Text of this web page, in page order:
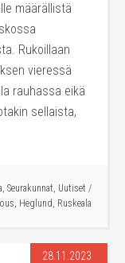
määrällistä
Rukoillaan
vieressä
rauhassa eikä
sellaista,
, Seurakunnat, Uutiset /
, Heglund, Ruskeala
28.11.2023